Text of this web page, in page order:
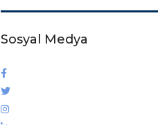
Sosyal Medya